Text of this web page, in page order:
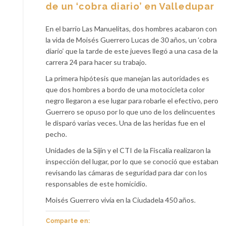
de un ‘cobra diario’ en Valledupar
En el barrio Las Manuelitas, dos hombres acabaron con
la vida de Moisés Guerrero Lucas de 30 años, un ‘cobra
diario’ que la tarde de este jueves llegó a una casa de la
carrera 24 para hacer su trabajo.
La primera hipótesis que manejan las autoridades es
que dos hombres a bordo de una motocicleta color
negro llegaron a ese lugar para robarle el efectivo, pero
Guerrero se opuso por lo que uno de los delincuentes
le disparó varias veces. Una de las heridas fue en el
pecho.
Unidades de la Sijín y el CTI de la Fiscalía realizaron la
inspección del lugar, por lo que se conoció que estaban
revisando las cámaras de seguridad para dar con los
responsables de este homicidio.
Moisés Guerrero vivía en la Ciudadela 450 años.
Comparte en: